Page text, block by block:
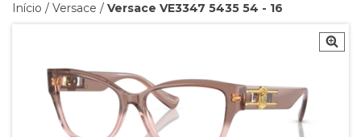
Início / Versace / Versace VE3347 5435 54 - 16